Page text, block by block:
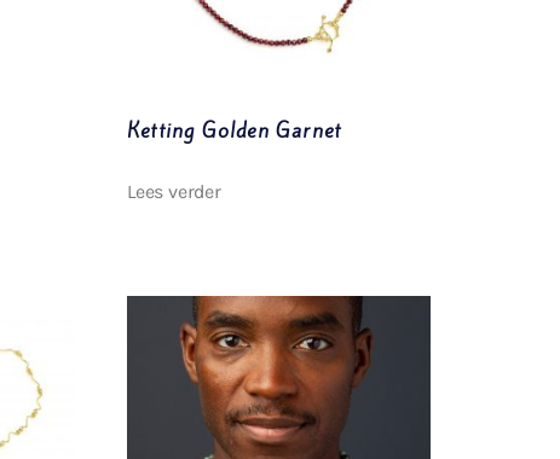
Ketting Golden Garnet
Lees verder